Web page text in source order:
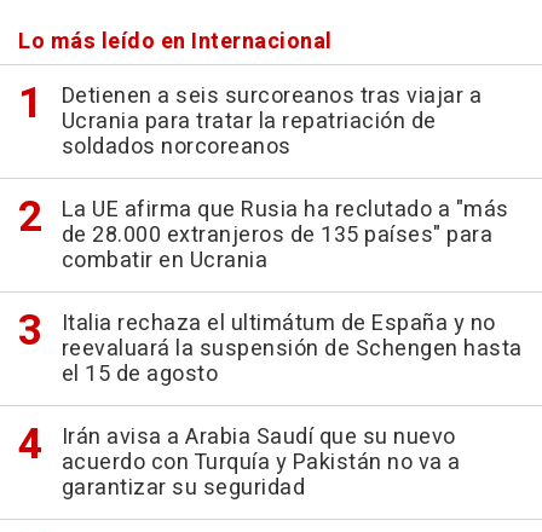
Lo más leído en Internacional
Detienen a seis surcoreanos tras viajar a
Ucrania para tratar la repatriación de
soldados norcoreanos
La UE afirma que Rusia ha reclutado a "más
de 28.000 extranjeros de 135 países" para
combatir en Ucrania
Italia rechaza el ultimátum de España y no
reevaluará la suspensión de Schengen hasta
el 15 de agosto
Irán avisa a Arabia Saudí que su nuevo
acuerdo con Turquía y Pakistán no va a
garantizar su seguridad